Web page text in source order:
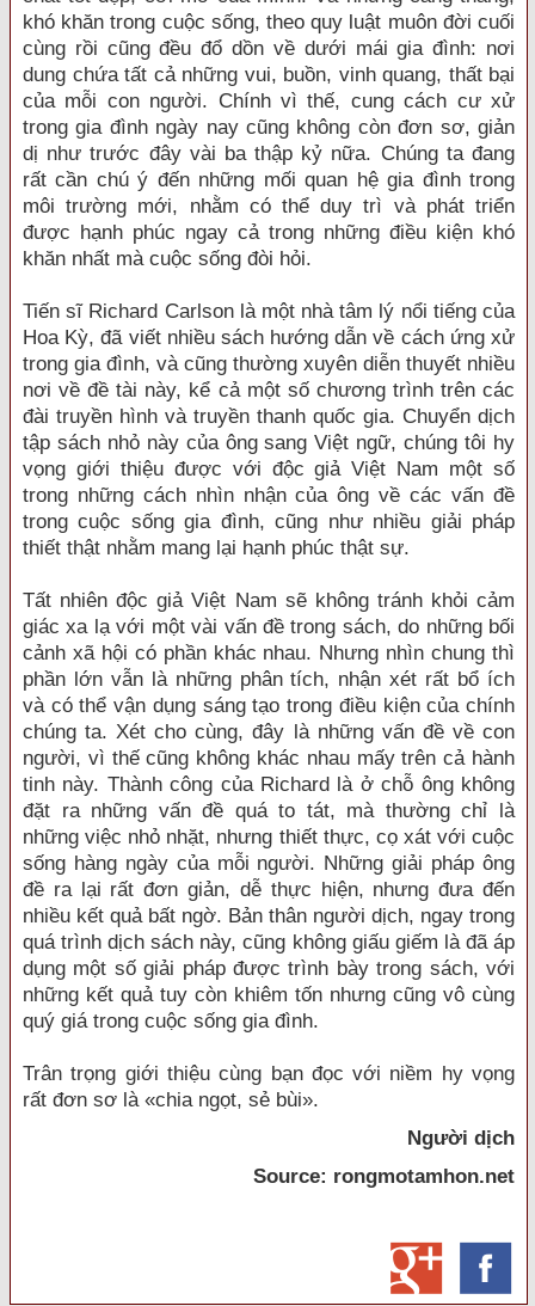
khó khăn trong cuộc sống, theo quy luật muôn đời cuối
cùng rồi cũng đều đổ dồn về dưới mái gia đình: nơi
dung chứa tất cả những vui, buồn, vinh quang, thất bại
của mỗi con người. Chính vì thế, cung cách cư xử
trong gia đình ngày nay cũng không còn đơn sơ, giản
dị như trước đây vài ba thập kỷ nữa. Chúng ta đang
rất cần chú ý đến những mối quan hệ gia đình trong
môi trường mới, nhằm có thể duy trì và phát triển
được hạnh phúc ngay cả trong những điều kiện khó
khăn nhất mà cuộc sống đòi hỏi.
Tiến sĩ Richard Carlson là một nhà tâm lý nổi tiếng của
Hoa Kỳ, đã viết nhiều sách hướng dẫn về cách ứng xử
trong gia đình, và cũng thường xuyên diễn thuyết nhiều
nơi về đề tài này, kể cả một số chương trình trên các
đài truyền hình và truyền thanh quốc gia. Chuyển dịch
tập sách nhỏ này của ông sang Việt ngữ, chúng tôi hy
vọng giới thiệu được với độc giả Việt Nam một số
trong những cách nhìn nhận của ông về các vấn đề
trong cuộc sống gia đình, cũng như nhiều giải pháp
thiết thật nhằm mang lại hạnh phúc thật sự.
Tất nhiên độc giả Việt Nam sẽ không tránh khỏi cảm
giác xa lạ với một vài vấn đề trong sách, do những bối
cảnh xã hội có phần khác nhau. Nhưng nhìn chung thì
phần lớn vẫn là những phân tích, nhận xét rất bổ ích
và có thể vận dụng sáng tạo trong điều kiện của chính
chúng ta. Xét cho cùng, đây là những vấn đề về con
người, vì thế cũng không khác nhau mấy trên cả hành
tinh này. Thành công của Richard là ở chỗ ông không
đặt ra những vấn đề quá to tát, mà thường chỉ là
những việc nhỏ nhặt, nhưng thiết thực, cọ xát với cuộc
sống hàng ngày của mỗi người. Những giải pháp ông
đề ra lại rất đơn giản, dễ thực hiện, nhưng đưa đến
nhiều kết quả bất ngờ. Bản thân người dịch, ngay trong
quá trình dịch sách này, cũng không giấu giếm là đã áp
dụng một số giải pháp được trình bày trong sách, với
những kết quả tuy còn khiêm tốn nhưng cũng vô cùng
quý giá trong cuộc sống gia đình.
Trân trọng giới thiệu cùng bạn đọc với niềm hy vọng
rất đơn sơ là «chia ngọt, sẻ bùi».
Người dịch
Source: rongmotamhon.net